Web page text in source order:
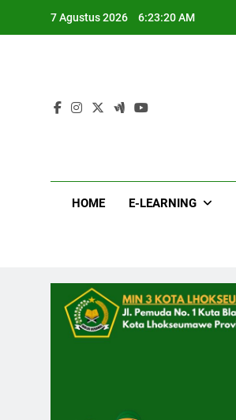
7 Agustus 2026 6:23:22 AM
HOME E-LEARNING